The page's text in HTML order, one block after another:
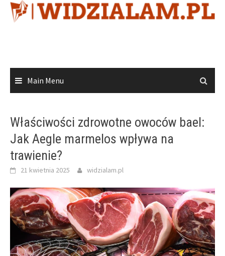
Skip
Main Menu
Właściwości zdrowotne owoców bael:
Jak Aegle marmelos wpływa na
trawienie?
21 kwietnia 2025 widzialam.pl